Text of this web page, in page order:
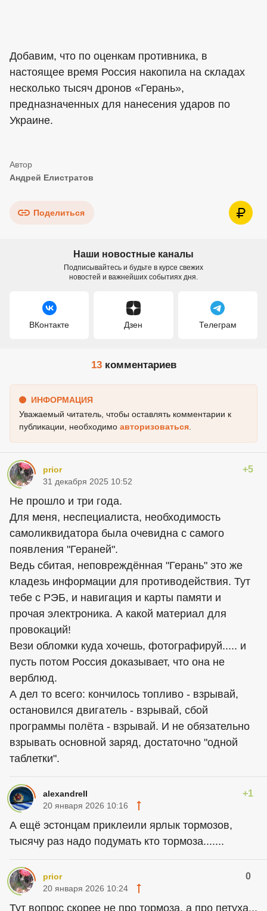
Добавим, что по оценкам противника, в
настоящее время Россия накопила на складах
несколько тысяч дронов «Герань»,
предназначенных для нанесения ударов по
Украине.
Андрей Елистратов
Поделиться
Наши новостные каналы
Подписывайтесь и будьте в курсе свежих
новостей и важнейших событиях дня.
ВКонтакте Дзен Телеграм
13комментариев
ИНФОРМАЦИЯ
Уважаемый читатель, чтобы оставлять комментарии к
публикации, необходимо авторизоваться
prior +5
31 декабря 2025 10:52
Не прошло и три года.
Для меня, неспециалиста, необходимость
самоликвидатора была очевидна с самого
появления "Гераней".
Ведь сбитая, неповреждённая "Герань" это же
кладезь информации для противодействия. Тут
тебе с РЭБ, и навигация и карты памяти и
прочая электроника. А какой материал для
провокаций!
Вези обломки куда хочешь, фотографируй..... и
пусть потом Россия доказывает, что она не
верблюд.
А дел то всего: кончилось топливо - взрывай,
остановился двигатель - взрывай, сбой
программы полёта - взрывай. И не обязательно
взрывать основной заряд, достаточно "одной
таблетки".
alexandreII +1
20 января 2026 10:16
А ещё эстонцам приклеили ярлык тормозов,
тысячу раз надо подумать кто тормоза.......
prior 0
20 января 2026 10:24
Тут вопрос скорее не про тормоза, а про петуха...